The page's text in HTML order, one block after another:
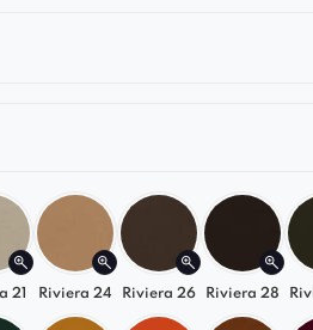
sofy
Soft i stwórz wyjątkową
21 Riviera 24 Riviera 26 Riviera 28